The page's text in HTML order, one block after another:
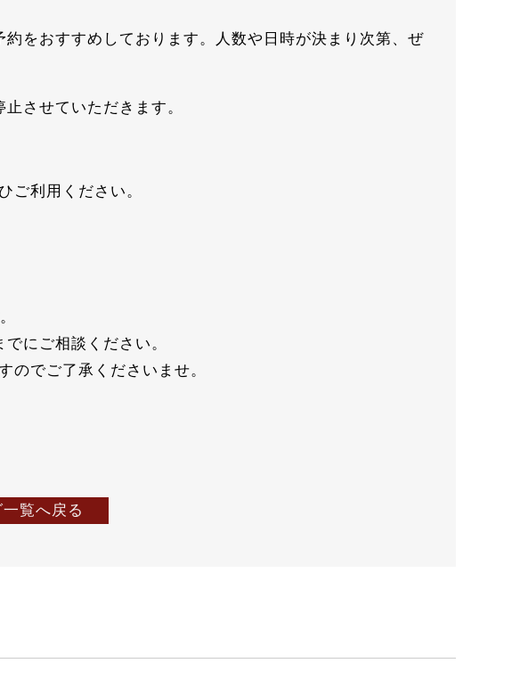
をおすすめしております。人数や日時が決まり次第、ぜ
止 させていただきます。
ご利用ください。
にご相談ください。
のでご了承くださいませ。
覧へ戻る